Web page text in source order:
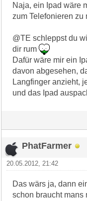
Naja, ein Ipad wäre
zum Telefonieren
@TE schleppst du
dir rum
Dafür wäre mir ein
davon abgesehen,
Langfinger anzieht,
und das Ipad
PhatFarmer
20.05.2012, 21:42
Das wärs ja, dann
schon braucht mans